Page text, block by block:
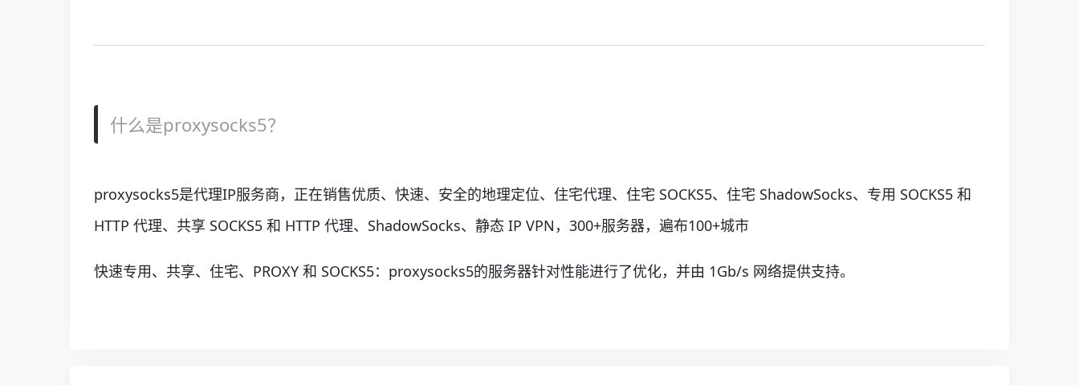
什么是proxysocks5？
proxysocks5是代理IP服务商，正在销售优质、快速、安全的地理定位、住宅代理、住宅 SOCKS5、住宅 ShadowSocks、专用 SOCKS5 和
HTTP 代理、共享 SOCKS5 和 HTTP 代理、ShadowSocks、静态 IP VPN，300+服务器，遍布100+城市
快速专用、共享、住宅、PROXY 和 SOCKS5：proxysocks5的服务器针对性能进行了优化，并由 1Gb/s 网络提供支持。